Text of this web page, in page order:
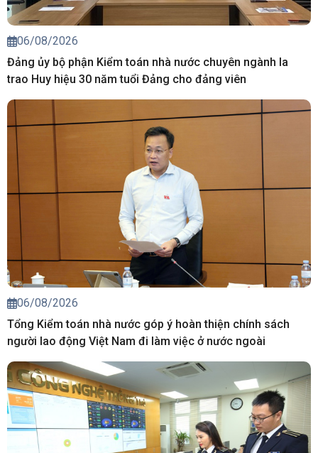
06/08/2026
Đảng ủy bộ phận Kiểm toán nhà nước chuyên ngành Ia
trao Huy hiệu 30 năm tuổi Đảng cho đảng viên
06/08/2026
Tổng Kiểm toán nhà nước góp ý hoàn thiện chính sách
người lao động Việt Nam đi làm việc ở nước ngoài